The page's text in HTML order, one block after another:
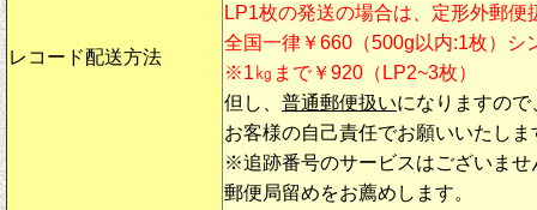
レコード配送方法
LP1枚の発送の場合は、定形外郵便
全国一律￥660（500g以内:1枚）シ
※1㎏まで￥920（LP2~3枚）
但し、 普通郵便扱いになりますの
お客様の自己責任でお願いいたしま
※追跡番号のサービスはございませ
郵便局留めをお薦めします。